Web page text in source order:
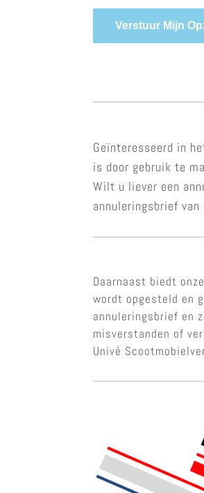
Verstuur Mijn
Geïnteresseerd in
is door gebruik te
Wilt u liever een
annuleringsbrief
Daarnaast biedt
wordt opgesteld en
annuleringsbrief en
misverstanden of
Univé